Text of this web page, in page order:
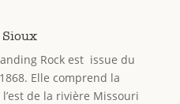
Sioux
Rock est issue du
Elle comprend la
de la rivière Missouri